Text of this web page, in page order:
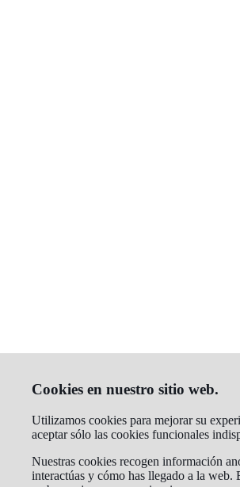
Cookies en nuestro sitio web.
Utilizamos cookies para mejorar su
aceptar sólo las cookies funcionales
Nuestras cookies recogen información
interactúas y cómo has llegado a la